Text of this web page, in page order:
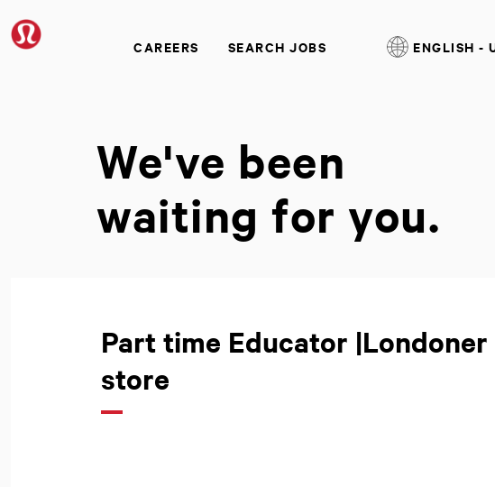
CAREERS SEARCH JOBS ENGLISH -
We've been
waiting for you.
Part time Educator |Londoner
store